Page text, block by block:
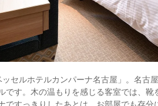
セルホテルカンパーナ名古屋」。名古
です。木の温もりを感じる客室では、